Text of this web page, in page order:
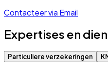
Contacteer via Email
Expertises en
Particuliere verzekeringen